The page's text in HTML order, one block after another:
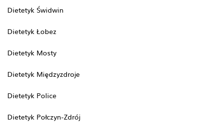
Dietetyk Świdwin
Dietetyk Łobez
Dietetyk Mosty
Dietetyk Międzyzdroje
Dietetyk Police
Dietetyk Połczyn-Zdrój